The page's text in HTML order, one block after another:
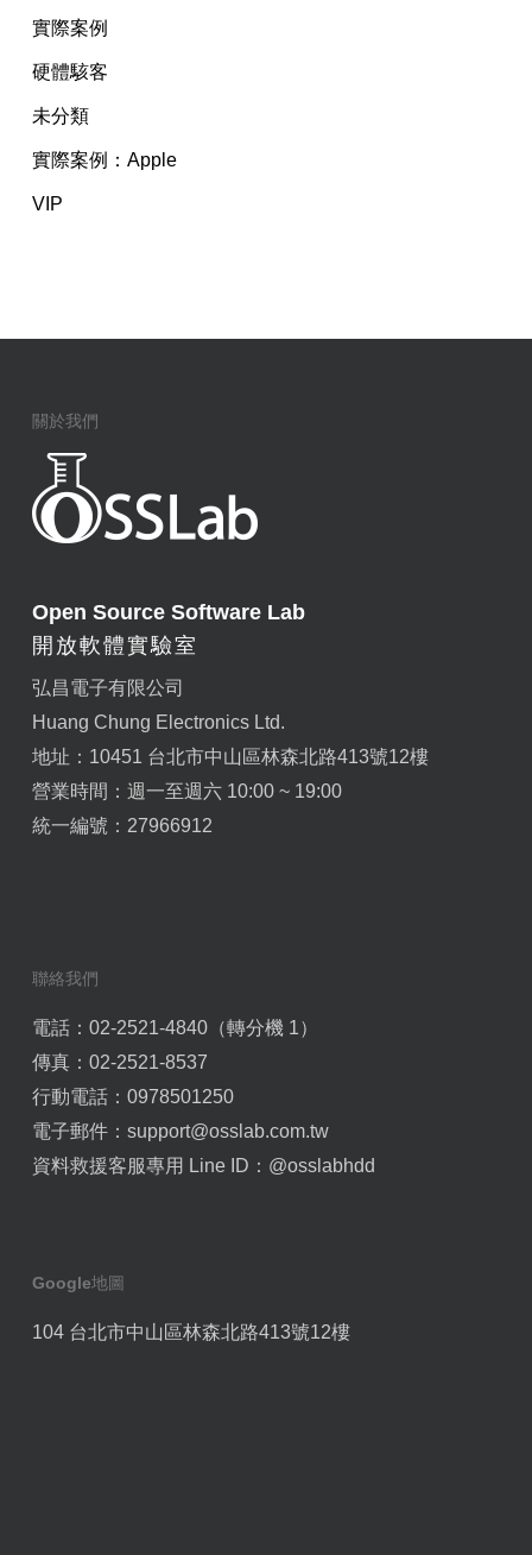
實際案例
硬體駭客
未分類
實際案例：Apple
VIP
關於我們
Open Source Software Lab
開放軟體實驗室
弘昌電子有限公司
Huang Chung Electronics Ltd.
地址：10451 台北市中山區林森北路413號12樓
營業時間：週一至週六 10:00 ~ 19:00
統一編號：27966912
聯絡我們
電話：02-2521-4840（轉分機 1）
傳真：02-2521-8537
行動電話：0978501250
電子郵件： support@osslab.com.tw
資料救援客服專用 Line ID： @osslabhdd
Google地圖
104 台北市中山區林森北路413號12樓